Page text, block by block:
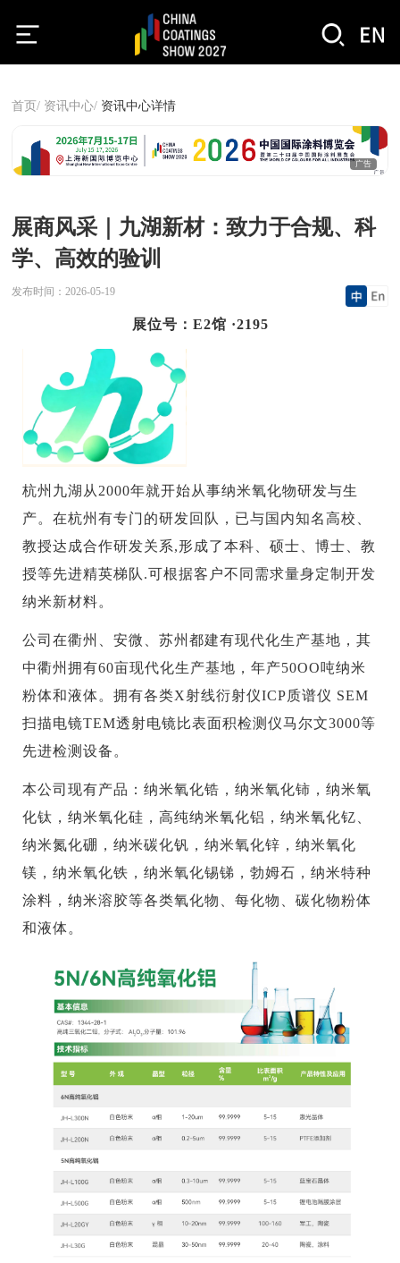
首页/ 资讯中心/ 资讯中心详情
广告
展商风采｜九湖新材：致力于合规、科
学、高效的验训
发布时间： 2026-05-19
展位号：E2馆 ·2195
杭州九湖从2000年就开始从事纳米氧化物研发与生
产。在杭州有专门的研发回队，已与国内知名高校、
教授达成合作研发关系,形成了本科、硕士、博士、教
授等先进精英梯队.可根据客户不同需求量身定制开发
纳米新材料。
公司在衢州、安微、苏州都建有现代化生产基地，其
中衢州拥有60亩现代化生产基地，年产50OO吨纳米
粉体和液体。拥有各类X射线衍射仪ICP质谱仪 SEM
扫描电镜TEM透射电镜比表面积检测仪马尔文3000等
先进检测设备。
本公司现有产品：纳米氧化锆，纳米氧化铈，纳米氧
化钛，纳米氧化硅，高纯纳米氧化铝，纳米氧化钇、
纳米氮化硼，纳米碳化钒，纳米氧化锌，纳米氧化
镁，纳米氧化铁，纳米氧化锡锑，勃姆石，纳米特种
涂料，纳米溶胶等各类氧化物、每化物、碳化物粉体
和液体。